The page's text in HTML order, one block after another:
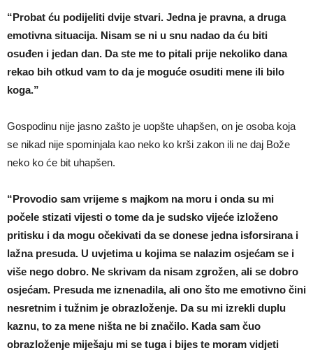
“Probat ću podijeliti dvije stvari. Jedna je pravna, a druga
emotivna situacija. Nisam se ni u snu nadao da ću biti
osuđen i jedan dan. Da ste me to pitali prije nekoliko dana
rekao bih otkud vam to da je moguće osuditi mene ili bilo
koga.”
Gospodinu nije jasno zašto je uopšte uhapšen, on je osoba koja
se nikad nije spominjala kao neko ko krši zakon ili ne daj Bože
neko ko će bit uhapšen.
“Provodio sam vrijeme s majkom na moru i onda su mi
počele stizati vijesti o tome da je sudsko vijeće izloženo
pritisku i da mogu očekivati da se donese jedna isforsirana i
lažna presuda. U uvjetima u kojima se nalazim osjećam se i
više nego dobro. Ne skrivam da nisam zgrožen, ali se dobro
osjećam. Presuda me iznenadila, ali ono što me emotivno čini
nesretnim i tužnim je obrazloženje. Da su mi izrekli duplu
kaznu, to za mene ništa ne bi značilo. Kada sam čuo
obrazloženje miješaju mi se tuga i bijes te moram vidjeti